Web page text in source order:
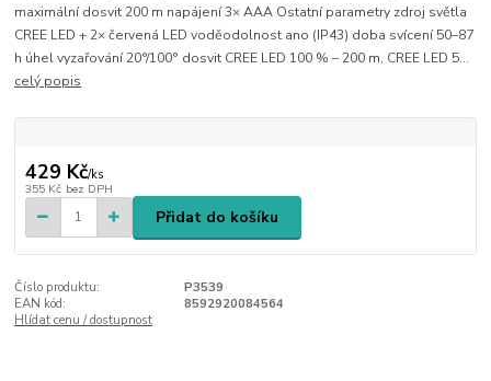
maximální dosvit 200 m napájení 3× AAA Ostatní parametry zdroj světla
CREE LED + 2× červená LED voděodolnost ano (IP43) doba svícení 50–87
h úhel vyzařování 20°/100° dosvit CREE LED 100 % – 200 m, CREE LED 5...
celý popis
429 Kč/ks
355 Kč bez DPH
Přidat do košíku
Číslo produktu:
P3539
EAN kód:
8592920084564
Hlídat cenu / dostupnost